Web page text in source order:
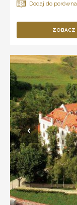
ZOBACZ